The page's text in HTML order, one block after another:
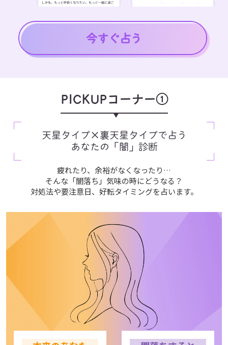
PICKUPコーナー①
天星タイプ×裏天星タイプで占う
あなたの「闇」診断
疲れたり、余裕がなくなったり…
そんな「闇落ち」気味の時にどうなる？
対処法や要注意日、好転タイミングを占います。